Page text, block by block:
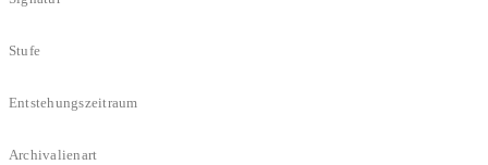
Stufe
Entstehungszeitraum
Archivalienart